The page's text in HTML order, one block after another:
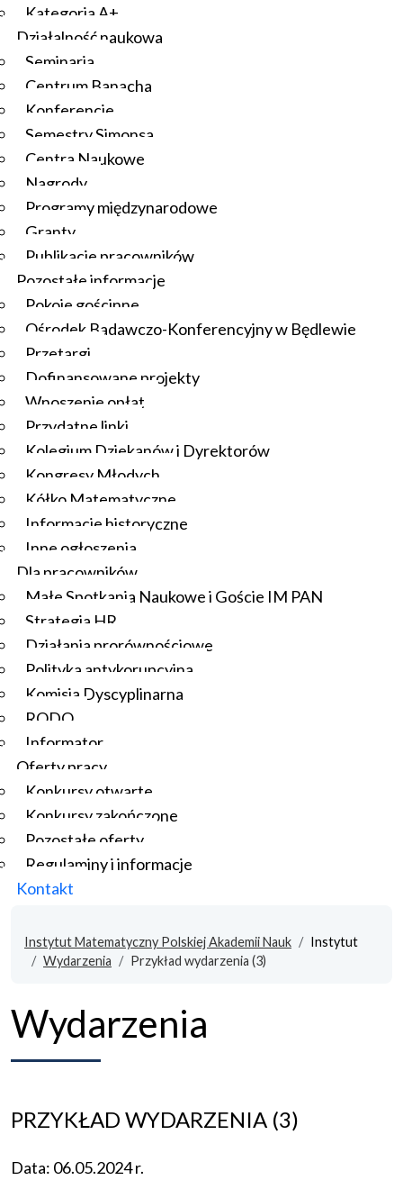
Kategoria A+
Działalność naukowa
Seminaria
Centrum Banacha
Konferencje
Semestry Simonsa
Centra Naukowe
Nagrody
Programy międzynarodowe
Granty
Publikacje pracowników
Pozostałe informacje
Pokoje gościnne
Ośrodek Badawczo-Konferencyjny w Będlewie
Przetargi
Dofinansowane projekty
Wnoszenie opłat
Przydatne linki
Kolegium Dziekanów i Dyrektorów
Kongresy Młodych
Kółko Matematyczne
Informacje historyczne
Inne ogłoszenia
Dla pracowników
Małe Spotkania Naukowe i Goście IM PAN
Strategia HR
Działania prorównościowe
Polityka antykorupcyjna
Komisja Dyscyplinarna
RODO
Informator
Oferty pracy
Konkursy otwarte
Konkursy zakończone
Pozostałe oferty
Regulaminy i informacje
Kontakt
Instytut Matematyczny Polskiej Akademii Nauk
Instytut
Wydarzenia
Przykład wydarzenia (3)
Wydarzenia
PRZYKŁAD WYDARZENIA (3)
Data: 06.05.2024 r.